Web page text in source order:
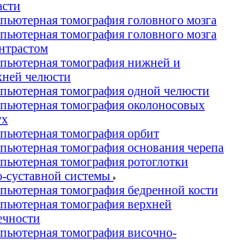
томография головного мозга
томография головного мозга
томография нижней и
челюсти
томография одной челюсти
томография околоносовых
томография орбит
томография основания черепа
томография ротоглотки
суставной системы
томография бедренной кости
томография верхней
томография височно-